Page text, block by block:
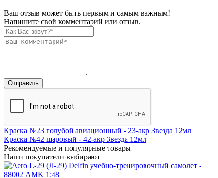
Ваш отзыв может быть первым и самым важным!
Напишите свой комментарий или отзыв.
Краска №23 голубой авиационный - 23-акр Звезда 12мл
Краска №42 шаровый - 42-акр Звезда 12мл
Рекомендуемые и популярные товары
Наши покупатели выбирают